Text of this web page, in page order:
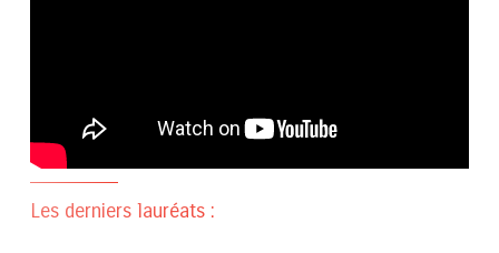
Les derniers lauréats :